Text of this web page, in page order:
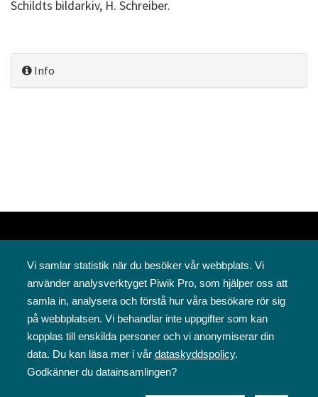
Schildts bildarkiv, H. Schreiber.
Info
Svenska folkskolans vänner rf
Annegatan 12
00120 Helsingfors
09 6844 570
sfv@sfv.fi
Vi samlar statistik när du besöker vår webbplats. Vi
använder analysverktyget Piwik Pro, som hjälper oss att
samla in, analysera och förstå hur våra besökare rör sig
på webbplatsen. Vi behandlar inte uppgifter som kan
kopplas till enskilda personer och vi anonymiserar din
data. Du kan läsa mer i vår dataskyddspolicy.
Godkänner du datainsamlingen?